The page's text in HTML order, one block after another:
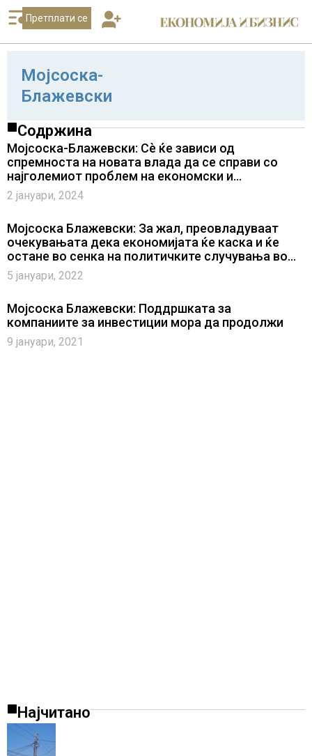
Претплати се
Мојсоска-
Блажевски
Содржина
Мојсоска-Блажевски: Сè ќе зависи од
спремноста на новата влада да се справи со
најголемиот проблем на економски и
општествен план, корупцијата
2 јануари, 2024
Мојсоска Блажевски: За жал, преовладуваат
очекувањата дека економијата ќе каска и ќе
остане во сенка на политичките случувања во
земјава и меѓународно
5 јануари, 2022
Мојсоска Блажевски: Поддршката за
компаниите за инвестиции мора да продолжи
9 јануари, 2021
Најчитано